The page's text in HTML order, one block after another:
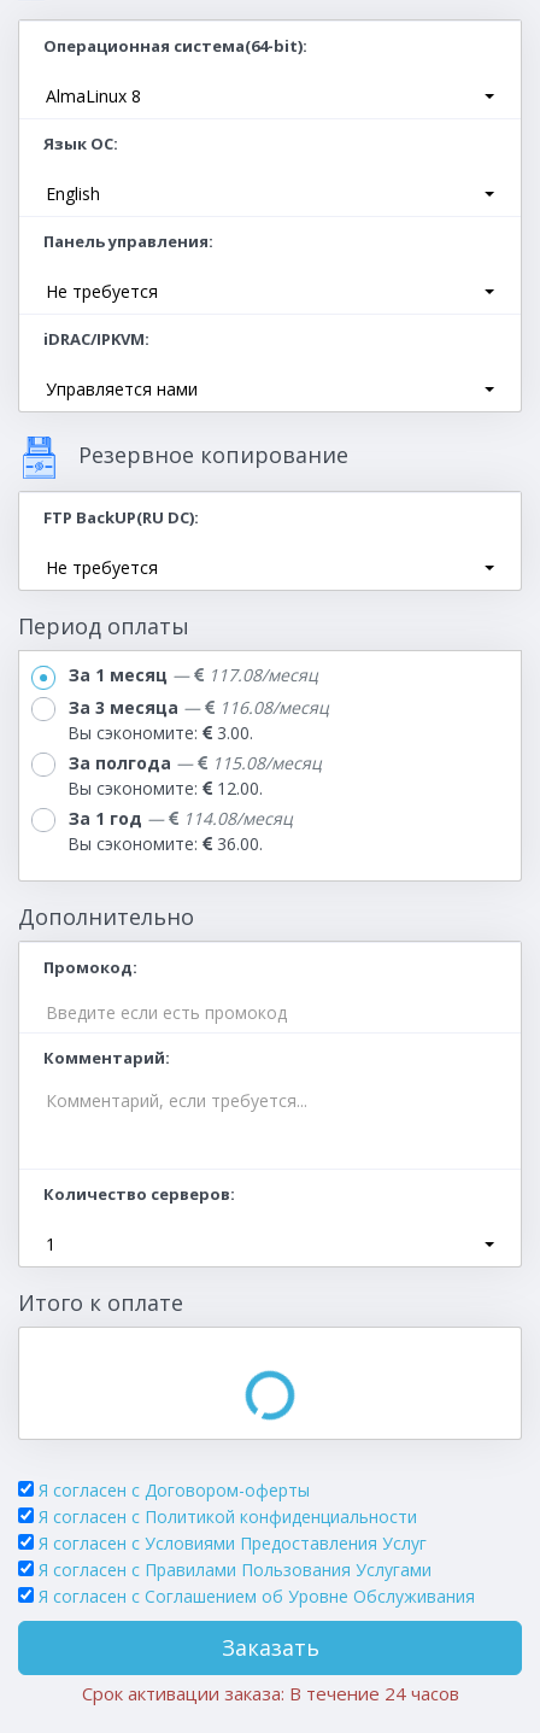
Операционная система(64-bit)
AlmaLinux 8
Язык ОС
English
Панель управления
Не требуется
iDRAC/IPKVM
Управляется нами
Резервное копирование
FTP BackUP(RU DC)
Не требуется
Период оплаты
За 1 месяц —
117.08/месяц
За 3 месяца —
116.08/месяц
Вы сэкономите:
3.00.
За полгода —
115.08/месяц
Вы сэкономите:
12.00.
За 1 год —
114.08/месяц
Вы сэкономите:
36.00.
Дополнительно
Промокод
Комментарий
Количество серверов
1
Итого к оплате
Я согласен с Договором-оферты
Я согласен с Политикой конфиденциальности
Я согласен с Условиями Предоставления Услуг
Я согласен с Правилами Пользования Услугами
Я согласен c Соглашением об Уровне Обслуживания
Заказать
Срок активации заказа: В течение 24 часов